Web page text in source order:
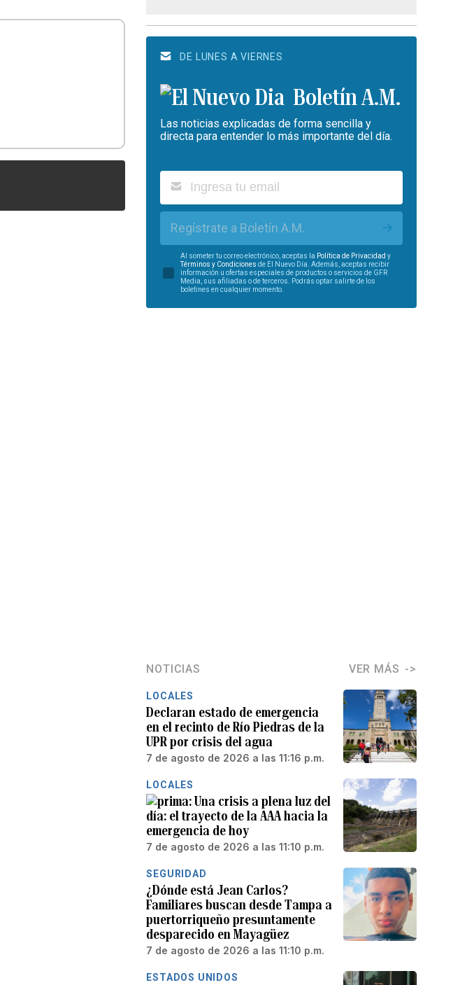
DE LUNES A VIERNES
Boletín A.M.
Las noticias explicadas de forma sencilla y
directa para entender lo más importante del día.
Regístrate a Boletín A.M.
Al someter tu correo electrónico, aceptas la Política de Privacidad y
Términos y Condiciones de El Nuevo Día. Además, aceptas recibir
información u ofertas especiales de productos o servicios de GFR
Media, sus afiliadas o de terceros. Podrás optar salirte de los
boletines en cualquier momento.
NOTICIAS VER MÁS
LOCALES
Declaran estado de emergencia
en el recinto de Río Piedras de la
UPR por crisis del agua
7 de agosto de 2026 a las 11:16 p.m.
LOCALES
Una crisis a plena luz del
día: el trayecto de la AAA hacia la
emergencia de hoy
7 de agosto de 2026 a las 11:10 p.m.
SEGURIDAD
¿Dónde está Jean Carlos?
Familiares buscan desde Tampa a
puertorriqueño presuntamente
desparecido en Mayagüez
7 de agosto de 2026 a las 11:10 p.m.
ESTADOS UNIDOS